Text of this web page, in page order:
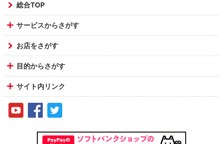
総合TOP
サービスからさがす
お店をさがす
目的からさがす
サイト内リンク